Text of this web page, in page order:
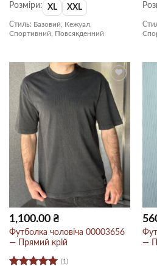
Розміри: XL XXL
Стиль: Базовий, Кежуал,
Спортивний, Повсякденний
1,100.00 ₴
Футболка чоловіча 00003656
— Прямий крій
(1)
—